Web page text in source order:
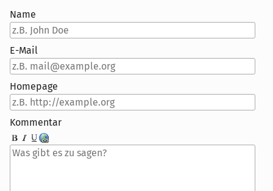
Name
E-Mail
Homepage
Kommentar